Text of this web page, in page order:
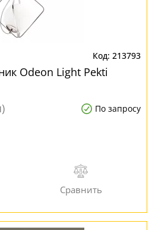
213793
Odeon Light Pekti
По запросу